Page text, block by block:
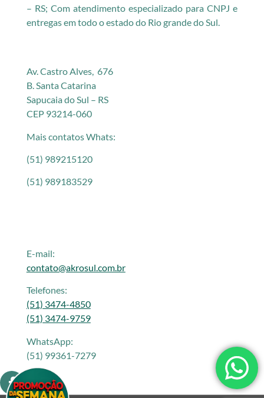
– RS; Com atendimento especializado para CNPJ e
entregas em todo o estado do Rio grande do Sul.
Av. Castro Alves, 676
B. Santa Catarina
Sapucaia do Sul – RS
CEP 93214-060
Mais contatos Whats:
(51) 989215120
(51) 989183529
E-mail:
contato@akrosul.com.br
Telefones:
(51) 3474-4850
(51) 3474-9759
WhatsApp:
(51) 99361-7279